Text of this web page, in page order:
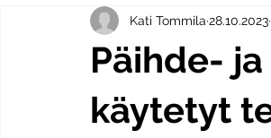
Päihde-
käytetyt
Kati Tommila 28.10.2023